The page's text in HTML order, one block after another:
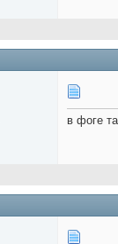
в фоге